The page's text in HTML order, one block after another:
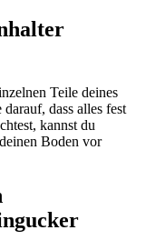
Teile deines
dass alles fest
kannst du
Boden vor